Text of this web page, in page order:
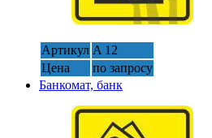
Артикул A 12
Цена
по запросу
Банкомат, банк